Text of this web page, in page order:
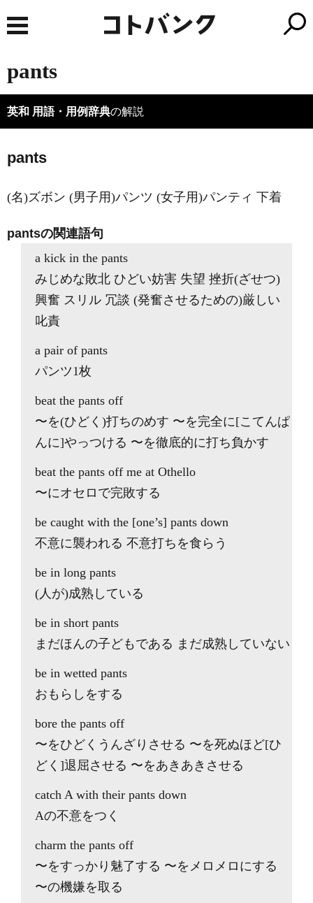
pants
英和 用語・用例辞典の解説
pants
(名)ズボン (男子用)パンツ (女子用)パンティ 下着
pantsの関連語句
a kick in the pants
みじめな敗北 ひどい妨害 失望 挫折(ざせつ)
興奮 スリル 冗談 (発奮させるための)厳しい
叱責
a pair of pants
パンツ1枚
beat the pants off
〜を(ひどく)打ちのめす 〜を完全に[こてんぱ
んに]やっつける 〜を徹底的に打ち負かす
beat the pants off me at Othello
〜にオセロで完敗する
be caught with the [one’s] pants down
不意に襲われる 不意打ちを食らう
be in long pants
(人が)成熟している
be in short pants
まだほんの子どもである まだ成熟していない
be in wetted pants
おもらしをする
bore the pants off
〜をひどくうんざりさせる 〜を死ぬほど[ひ
どく]退屈させる 〜をあきあきさせる
catch A with their pants down
Aの不意をつく
charm the pants off
〜をすっかり魅了する 〜をメロメロにする
〜の機嫌を取る